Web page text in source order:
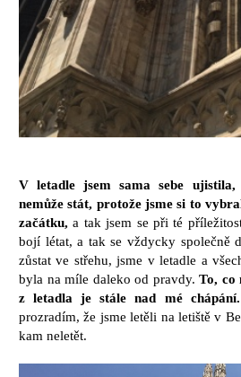
V letadle jsem sama sebe
nemůže stát, protože jsme si to
začátku, a tak jsem se při té
bojí létat, a tak se vždycky společně
zůstat ve střehu, jsme v letadle a
byla na míle daleko od pravdy. To, co
z letadla je stále nad mé chápání.
prozradím, že jsme letěli na letiště v
kam neletět.